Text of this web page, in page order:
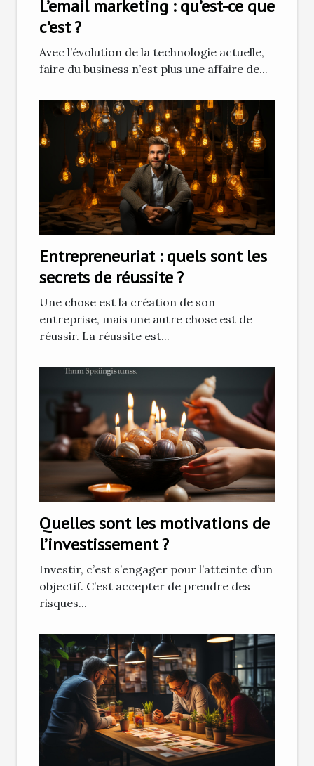
L’email marketing : qu’est-ce que
c’est ?
Avec l’évolution de la technologie actuelle,
faire du business n’est plus une affaire de...
Entrepreneuriat : quels sont les
secrets de réussite ?
Une chose est la création de son
entreprise, mais une autre chose est de
réussir. La réussite est...
Quelles sont les motivations de
l’investissement ?
Investir, c’est s’engager pour l’atteinte d’un
objectif. C’est accepter de prendre des
risques...